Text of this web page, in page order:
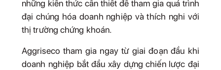
những kiến thức cần thiết để tham gia quá trình
đại chúng hóa doanh nghiệp và thích nghi với
thị trường chứng khoán.
Aggriseco tham gia ngay từ giai đoạn đầu khi
doanh nghiệp bắt đầu xây dựng chiến lược đại